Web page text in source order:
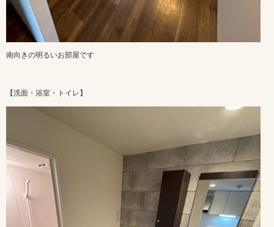
南向きの明るいお部屋です
【洗面・浴室・トイレ】